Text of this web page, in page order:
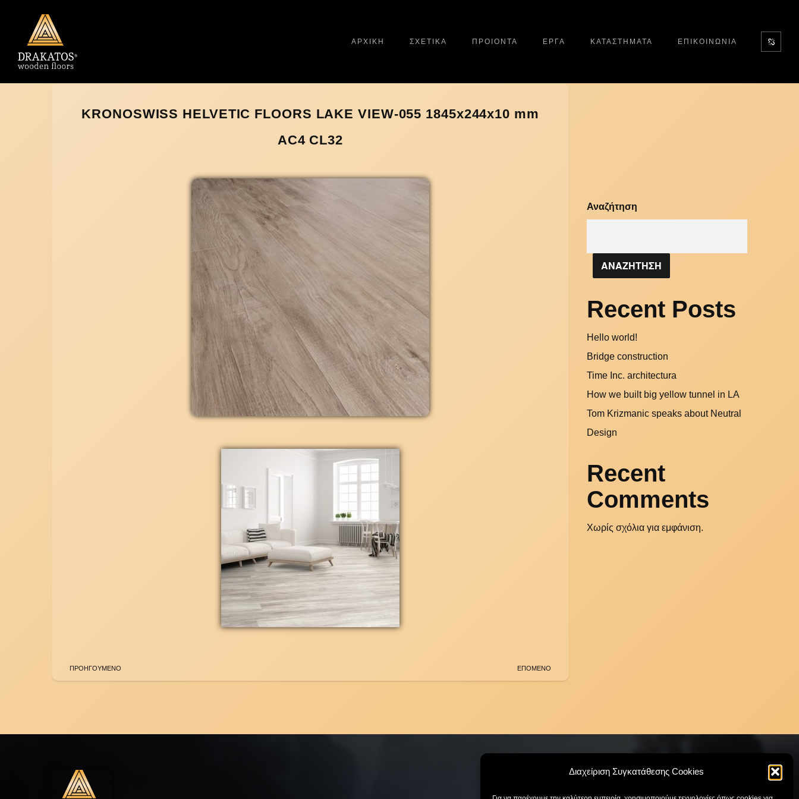
Διαχείριση Συγκατάθεσης Cookies
ΑΡΧΙΚΗ ΣΧΕΤΙΚΑ ΠΡΟΙΟΝΤΑ ΕΡΓΑ ΚΑΤΑΣΤΗΜΑΤΑ ΕΠΙΚΟΙΝΩΝΙΑ
KRONOSWISS HELVETIC FLOORS LAKE VIEW-055 1845x244x10 mm
AC4 CL32
ΠΡΟΗΓΟΥΜΕΝΟ ΕΠΟΜΕΝΟ
Αναζήτηση
ΑΝΑΖΗΤΗΣΗ
Recent Posts
Hello world!
Bridge construction
Time Inc. architectura
How we built big yellow tunnel in LA
Tom Krizmanic speaks about Neutral
Design
Recent
Comments
Χωρίς σχόλια για εμφάνιση.